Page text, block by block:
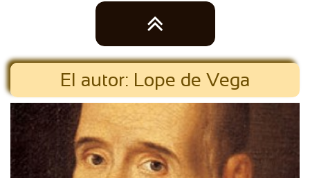

El autor: Lope de Vega